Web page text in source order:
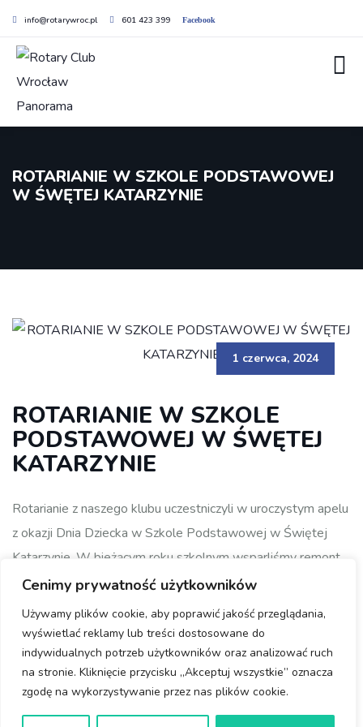
Cenimy prywatność użytkowników
Używamy plików cookie, aby poprawić jakość przeglądania,
wyświetlać reklamy lub treści dostosowane do
indywidualnych potrzeb użytkowników oraz analizować ruch
na stronie. Kliknięcie przycisku „Akceptuj wszystkie” oznacza
zgodę na wykorzystywanie przez nas plików cookie.
info@rotarywroc.pl 601 423 399 Facebook
ROTARIANIE W SZKOLE PODSTAWOWEJ
W ŚWĘTEJ KATARZYNIE
1 czerwca, 2024
ROTARIANIE W SZKOLE
PODSTAWOWEJ W ŚWĘTEJ
KATARZYNIE
Rotarianie z naszego klubu uczestniczyli w uroczystym apelu
z okazji Dnia Dziecka w Szkole Podstawowej w Świętej
Katarzynie. W bieżącym roku szkolnym wsparliśmy remont
sali kinowej.